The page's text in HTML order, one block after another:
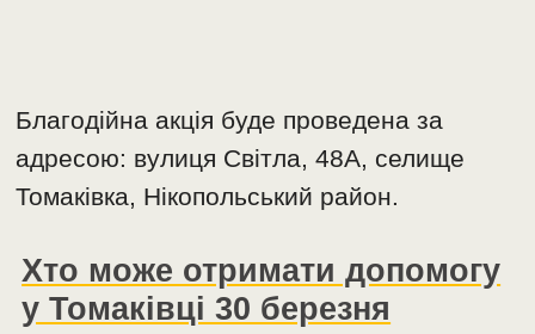
Благодійна акція буде проведена за
адресою: вулиця Світла, 48А, селище
Томаківка, Нікопольський район.
Хто може отримати допомогу
у Томаківці 30 березня